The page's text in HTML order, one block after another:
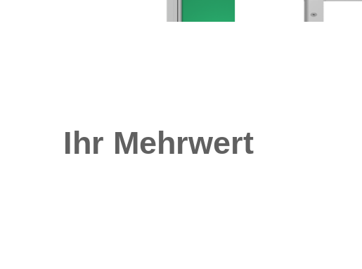
Ihr Mehrwert